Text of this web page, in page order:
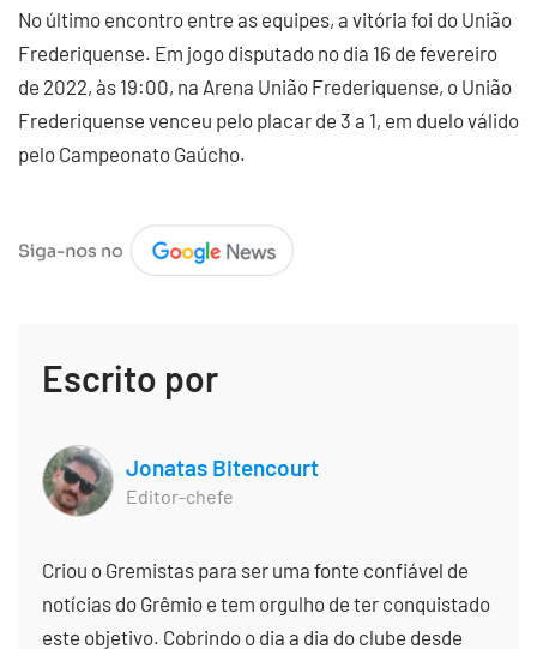
No último encontro entre as equipes, a vitória foi do União
Frederiquense. Em jogo disputado no dia 16 de fevereiro
de 2022, às 19:00, na Arena União Frederiquense, o União
Frederiquense venceu pelo placar de 3 a 1, em duelo válido
pelo Campeonato Gaúcho.
Escrito por
Jonatas Bitencourt
Editor-chefe
Criou o Gremistas para ser uma fonte confiável de
notícias do Grêmio e tem orgulho de ter conquistado
este objetivo. Cobrindo o dia a dia do clube desde